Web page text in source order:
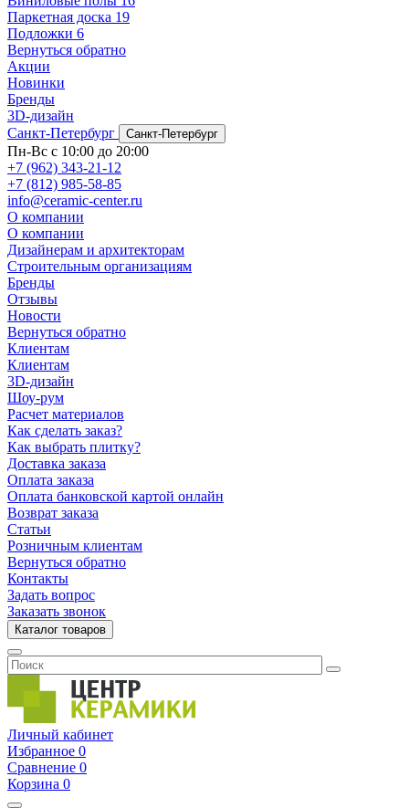
Паркетная доска 19
Подложки 6
Вернуться обратно
Акции
Новинки
Бренды
3D-дизайн
Санкт-Петербург
Санкт-Петербург
Пн-Вс с 10:00 до 20:00
+7 (962) 343-21-12
+7 (812) 985-58-85
info@ceramic-center.ru
О компании
О компании
Дизайнерам и архитекторам
Строительным организациям
Бренды
Отзывы
Новости
Вернуться обратно
Клиентам
Клиентам
3D-дизайн
Шоу-рум
Расчет материалов
Как сделать заказ?
Как выбрать плитку?
Доставка заказа
Оплата заказа
Оплата банковской картой онлайн
Возврат заказа
Статьи
Розничным клиентам
Вернуться обратно
Контакты
Задать вопрос
Заказать звонок
Каталог товаров
Личный кабинет
Избранное 0
Сравнение 0
Корзина 0